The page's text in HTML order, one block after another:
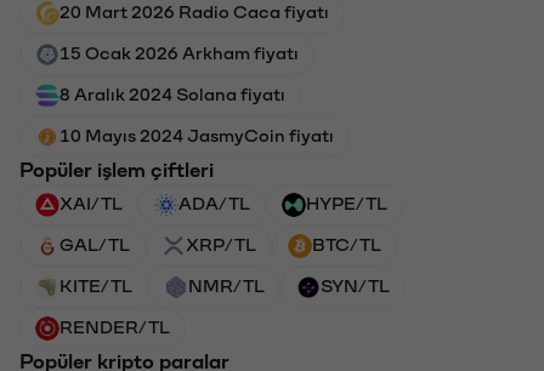
20 Mart 2026 Radio Caca fiyatı
15 Ocak 2026 Arkham fiyatı
8 Aralık 2024 Solana fiyatı
10 Mayıs 2024 JasmyCoin fiyatı
Popüler işlem çiftleri
XAI/TL ADA/TL HYPE/TL
GAL/TL XRP/TL BTC/TL
KITE/TL NMR/TL SYN/TL
RENDER/TL
Popüler kripto paralar